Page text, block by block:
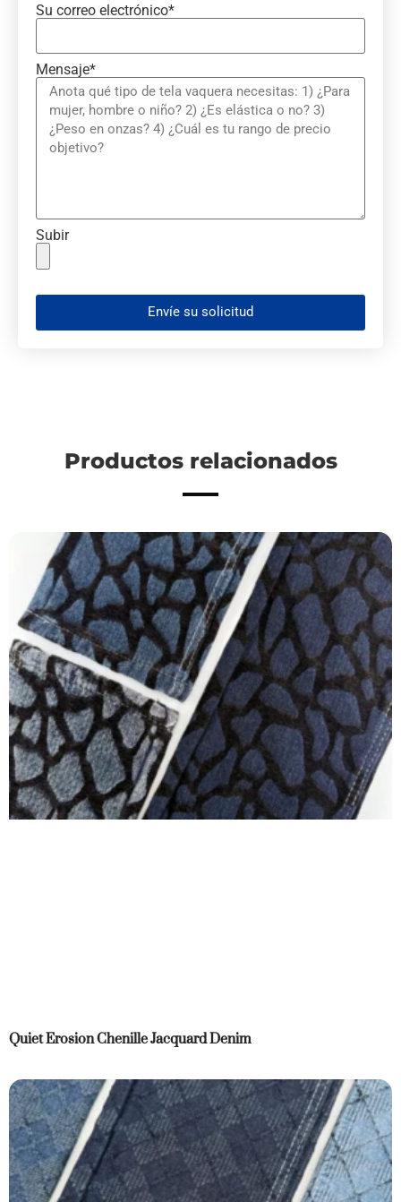
Su correo electrónico*
Mensaje*
Subir
Envíe su solicitud
Productos relacionados
Quiet Erosion Chenille Jacquard Denim